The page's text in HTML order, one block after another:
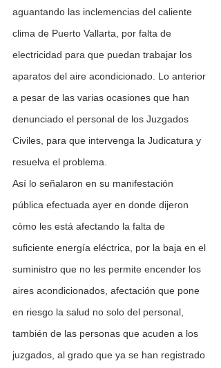
aguantando las inclemencias del caliente
clima de Puerto Vallarta, por falta de
electricidad para que puedan trabajar los
aparatos del aire acondicionado. Lo anterior
a pesar de las varias ocasiones que han
denunciado el personal de los Juzgados
Civiles, para que intervenga la Judicatura y
resuelva el problema.
Así lo señalaron en su manifestación
pública efectuada ayer en donde dijeron
cómo les está afectando la falta de
suficiente energía eléctrica, por la baja en el
suministro que no les permite encender los
aires acondicionados, afectación que pone
en riesgo la salud no solo del personal,
también de las personas que acuden a los
juzgados, al grado que ya se han registrado